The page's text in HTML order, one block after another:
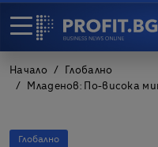
Начало
Глобално
Младенов: По-висока
Глобално